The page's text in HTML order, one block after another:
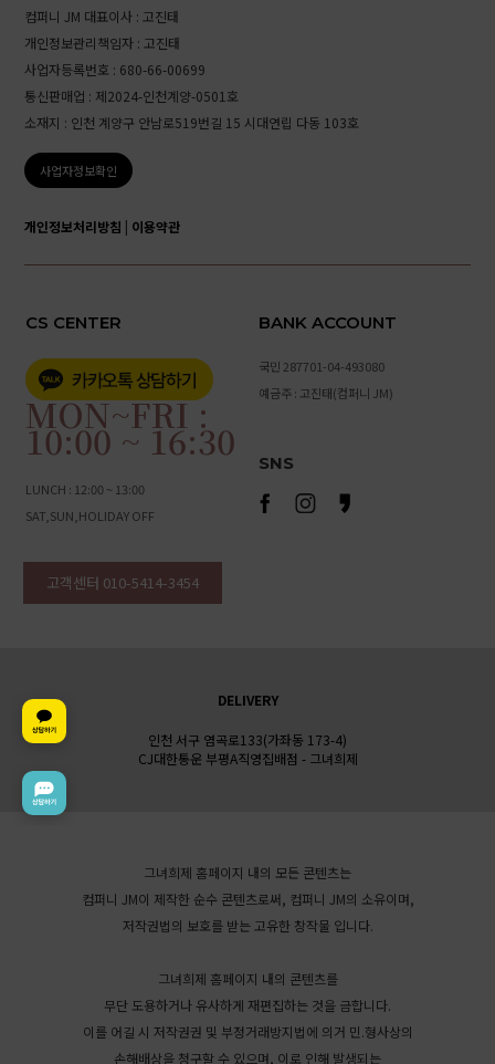
컴퍼니 JM 대표이사 : 고진태
개인정보관리책임자 : 고진태
사업자등록번호 : 680-66-00699
통신판매업 : 제2024-인천계양-0501호
소재지 : 인천 계양구 안남로519번길 15 시대연립 다동 103호
사업자정보확인
개인정보처리방침 | 이용약관
CS CENTER
MON~FRI :
10:00 ~ 16:30
LUNCH : 12:00 ~ 13:00
SAT,SUN,HOLIDAY OFF
고객센터 010-5414-3454
BANK ACCOUNT
국민 287701-04-493080
예금주 : 고진태(컴퍼니 JM)
SNS
DELIVERY
인천 서구 염곡로133(가좌동 173-4)
CJ대한통운 부평A직영집배점 - 그녀희제
그녀희제 홈페이지 내의 모든 콘텐츠는
컴퍼니 JM이 제작한 순수 콘텐츠로써, 컴퍼니 JM의 소유이며,
저작권법의 보호를 받는 고유한 창작물 입니다.
그녀희제 홈페이지 내의 콘텐츠를
무단 도용하거나 유사하게 재편집하는 것을 금합니다.
이를 어길 시 저작권권 및 부정거래방지법에 의거 민.형사상의
손해배상을 청구할 수 있으며, 이로 인해 발생되는